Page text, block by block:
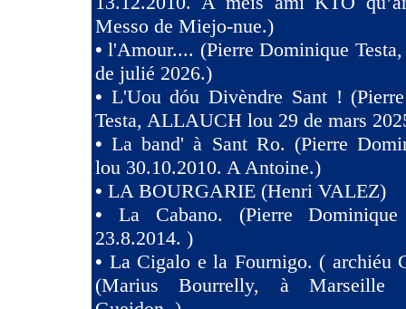
Messo de Miejo-nue.)
•l'Amour.... (Pierre Dominique
de julié 2026.)
• L'Uou dóu Divèndre Sant !
Testa, ALLAUCH lou 29 de mars
•La band' à Sant Ro. (Pierre
lou 30.10.2010. A Antoine.)
• LA BOURGARIE (Henri VALEZ)
• La Cabano. (Pierre
23.8.2014. )
• La Cigalo e la Fournigo. ( archiéu
(Marius Bourrelly, à Marseille